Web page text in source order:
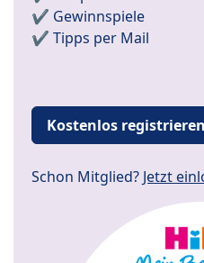
✔️ Gewinnspiele
✔️ Tipps per Mail
Kostenlos registrieren
Schon Mitglied? Jetzt